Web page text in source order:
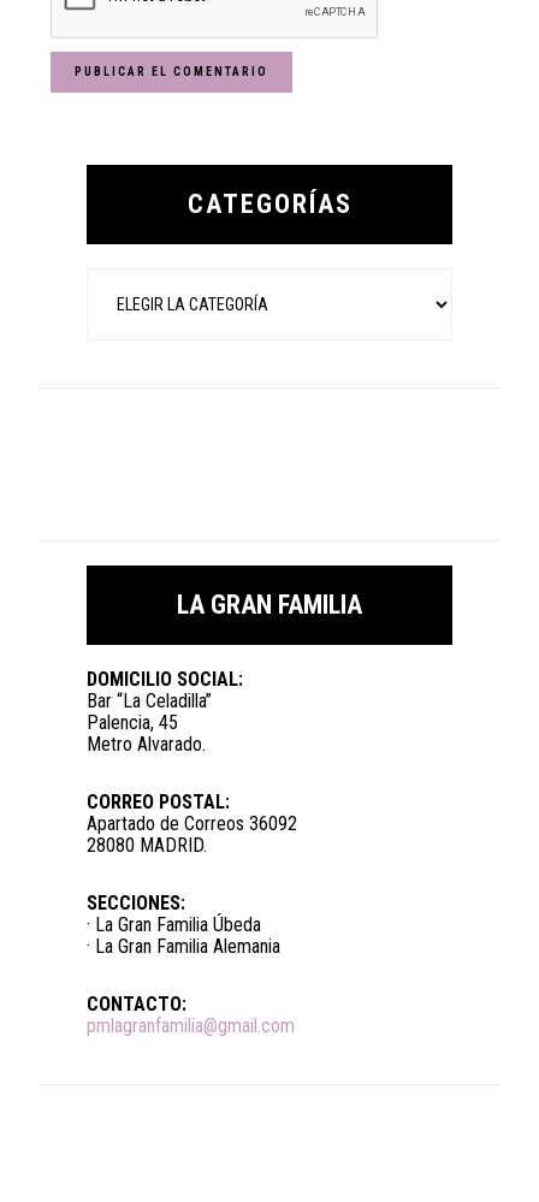
Primary
CATEGORÍAS
LA GRAN FAMILIA
DOMICILIO SOCIAL:
Bar “La Celadilla”
Palencia, 45
Metro Alvarado.
CORREO POSTAL:
Apartado de Correos 36092
28080 MADRID.
SECCIONES:
· La Gran Familia Úbeda
· La Gran Familia Alemania
CONTACTO:
pmlagranfamilia@gmail.com